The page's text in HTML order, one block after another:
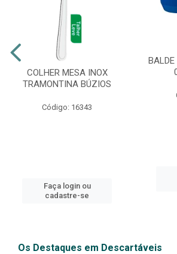
COLHER MESA INOX
TRAMONTINA BÚZIOS
Código: 16343
Faça login ou
cadastre-se
Os Destaques em Descartáveis